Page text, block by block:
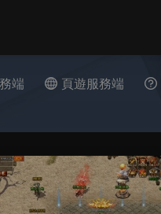
端 頁遊服務端